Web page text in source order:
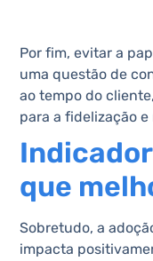
Por fim, evitar a
uma questão de
ao tempo do
para a fidelização
que
Sobretudo, a
impacta